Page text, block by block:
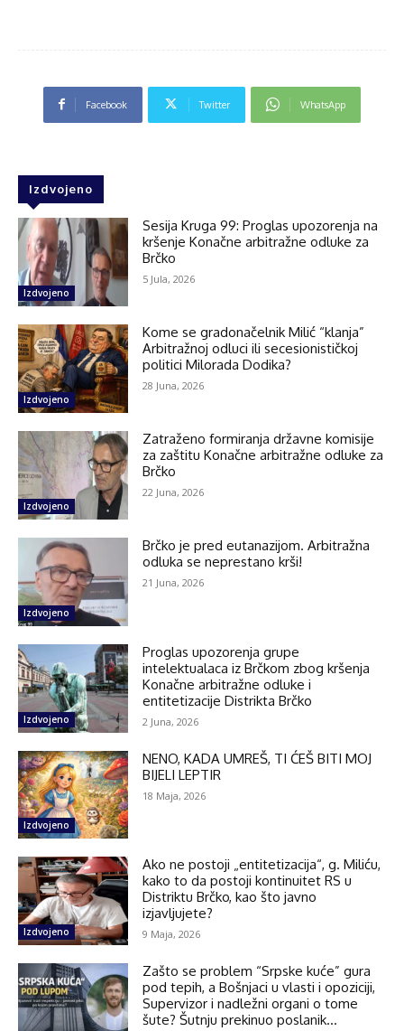
Facebook Twitter WhatsApp
Izdvojeno
Izdvojeno
Sesija Kruga 99: Proglas upozorenja na
kršenje Konačne arbitražne odluke za
Brčko
5 Jula, 2026
Izdvojeno
Kome se gradonačelnik Milić “klanja”
Arbitražnoj odluci ili secesionističkoj
politici Milorada Dodika?
28 Juna, 2026
Izdvojeno
Zatraženo formiranja državne komisije
za zaštitu Konačne arbitražne odluke za
Brčko
22 Juna, 2026
Izdvojeno
Brčko je pred eutanazijom. Arbitražna
odluka se neprestano krši!
21 Juna, 2026
Izdvojeno
Proglas upozorenja grupe
intelektualaca iz Brčkom zbog kršenja
Konačne arbitražne odluke i
entitetizacije Distrikta Brčko
2 Juna, 2026
Izdvojeno
NENO, KADA UMREŠ, TI ĆEŠ BITI MOJ
BIJELI LEPTIR
18 Maja, 2026
Izdvojeno
Ako ne postoji „entitetizacija“, g. Miliću,
kako to da postoji kontinuitet RS u
Distriktu Brčko, kao što javno
izjavljujete?
9 Maja, 2026
Zašto se problem “Srpske kuće” gura
pod tepih, a Bošnjaci u vlasti i opoziciji,
Supervizor i nadležni organi o tome
šute? Šutnju prekinuo poslanik...